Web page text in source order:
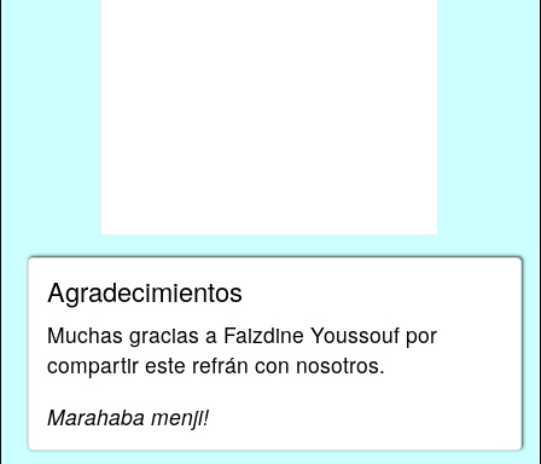
Agradecimientos
Muchas gracias a Faizdine Youssouf por
compartir este refrán con nosotros.
Marahaba menji!